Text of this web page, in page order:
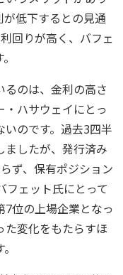
が低下するとの見通
回りが高く、バフェ
るのは、金利の高さ
ハサウェイにとっ
のです。過去3四半
ましたが、発行済み
ず、保有ポジション
フェット氏にとって
7位の上場企業となっ
た変化をもたらすほ